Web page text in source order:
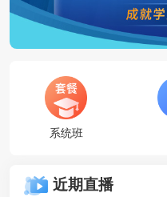
系统班
近期直播